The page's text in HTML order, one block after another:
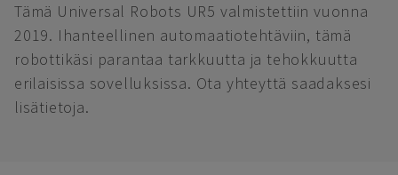
Tämä Universal Robots UR5 valmistettiin vuonna
2019. Ihanteellinen automaatiotehtäviin, tämä
robottikäsi parantaa tarkkuutta ja tehokkuutta
erilaisissa sovelluksissa. Ota yhteyttä saadaksesi
lisätietoja.